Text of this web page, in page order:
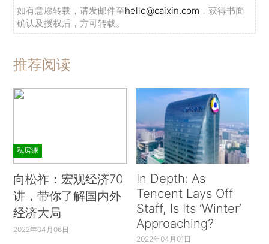
如有意愿转载，请发邮件至hello@caixin.com ，获得书面
确认及授权后，方可转载。
推荐阅读
私房课
向松祚：宏观经济70
讲，带你了解国内外
经济大局
2022年04月06日
In Depth: As
Tencent Lays Off
Staff, Is Its ‘Winter’
Approaching?
2022年04月01日